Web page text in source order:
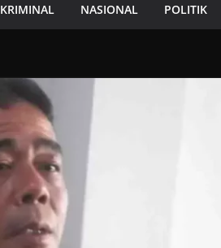
KRIMINAL NASIONAL POLITIK